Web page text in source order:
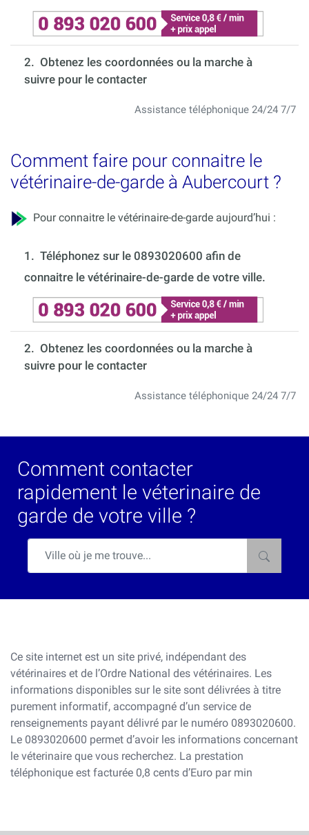
2. Obtenez les coordonnées ou la marche à
suivre pour le contacter
Assistance téléphonique 24/24 7/7
Comment faire pour connaitre le
vétérinaire-de-garde à Aubercourt ?
Pour connaitre le vétérinaire-de-garde aujourd’hui :
1. Téléphonez sur le 0893020600 afin de
connaitre le vétérinaire-de-garde de votre ville.
2. Obtenez les coordonnées ou la marche à
suivre pour le contacter
Assistance téléphonique 24/24 7/7
Comment contacter
rapidement le véterinaire de
garde de votre ville ?
Ce site internet est un site privé, indépendant des
vétérinaires et de l’Ordre National des vétérinaires. Les
informations disponibles sur le site sont délivrées à titre
purement informatif, accompagné d’un service de
renseignements payant délivré par le numéro 0893020600.
Le 0893020600 permet d’avoir les informations concernant
le véterinaire que vous recherchez. La prestation
téléphonique est facturée 0,8 cents d’Euro par min